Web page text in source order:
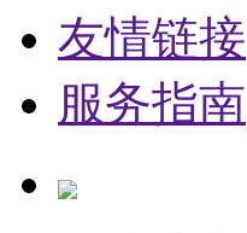
友情链接
服务指南